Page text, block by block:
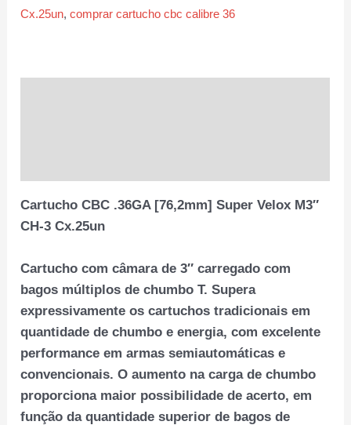
Cx.25un,comprar cartucho cbc calibre 36
Cartucho CBC .36GA [76,2mm] Super Velox M3″
CH-3 Cx.25un
Cartucho com câmara de 3″ carregado com
bagos múltiplos de chumbo T. Supera
expressivamente os cartuchos tradicionais em
quantidade de chumbo e energia, com excelente
performance em armas semiautomáticas e
convencionais. O aumento na carga de chumbo
proporciona maior possibilidade de acerto, em
função da quantidade superior de bagos de